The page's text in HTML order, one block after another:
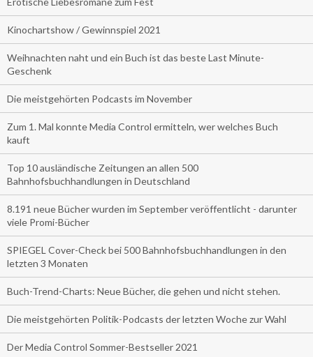
Kinochartshow / Gewinnspiel 2021
Weihnachten naht und ein Buch ist das beste Last Minute-
Geschenk
Die meistgehörten Podcasts im November
Zum 1. Mal konnte Media Control ermitteln, wer welches Buch
kauft
Top 10 ausländische Zeitungen an allen 500
Bahnhofsbuchhandlungen in Deutschland
8.191 neue Bücher wurden im September veröffentlicht - darunter
viele Promi-Bücher
SPIEGEL Cover-Check bei 500 Bahnhofsbuchhandlungen in den
letzten 3 Monaten
Buch-Trend-Charts: Neue Bücher, die gehen und nicht stehen.
Die meistgehörten Politik-Podcasts der letzten Woche zur Wahl
Der Media Control Sommer-Bestseller 2021